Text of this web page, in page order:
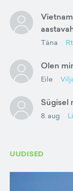
Täna
Olen
Eile
Sügisel
8. aug
UUDISED